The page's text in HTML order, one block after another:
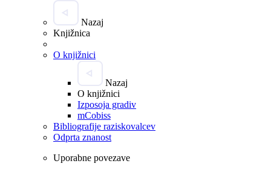
Nazaj
Knjižnica
O knjižnici
Nazaj
O knjižnici
Izposoja gradiv
mCobiss
Bibliografije raziskovalcev
Odprta znanost
Uporabne povezave